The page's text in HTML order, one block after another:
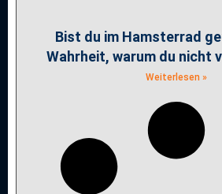
Bist du im Hamsterrad
Wahrheit, warum du nicht
Weiterlesen »